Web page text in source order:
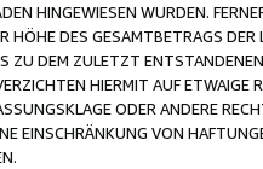
HINGEWIESEN WURDEN.
HÖHE DES GESAMTBETRAGS
ZU DEM ZULETZT
HIERMIT AUF
ODER ANDERE
EINSCHRÄNKUNG VON